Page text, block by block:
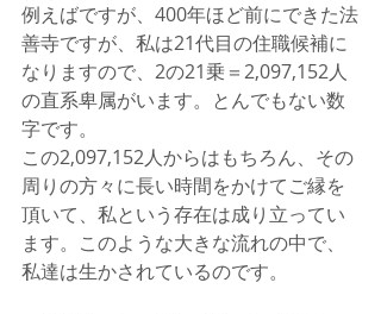
例えばですが、400年ほど前にできた法
善寺ですが、私は21代目の住職候補に
なりますので、2の21乗＝2,097,152人
の直系卑属がいます。とんでもない数
字です。
この2,097,152人からはもちろん、その
周りの方々に長い時間をかけてご縁を
頂いて、私という存在は成り立ってい
ます。このような大きな流れの中で、
私達は生かされているのです。